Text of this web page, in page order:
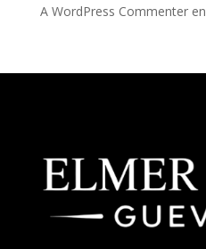
A WordPress Commenteren